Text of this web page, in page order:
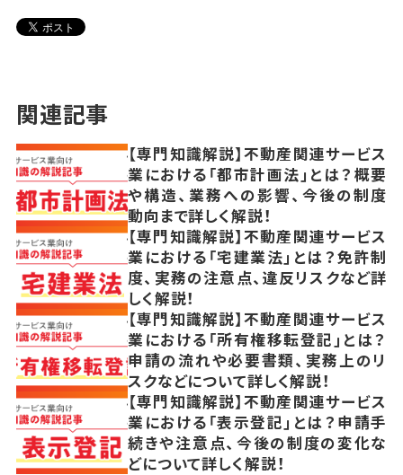
関連記事
【専門知識解説】不動産関連サービス
業における「都市計画法」とは？概要
や構造、業務への影響、今後の制度
動向まで詳しく解説！
【専門知識解説】不動産関連サービス
業における「宅建業法」とは？免許制
度、実務の注意点、違反リスクなど詳
しく解説！
【専門知識解説】不動産関連サービス
業における「所有権移転登記」とは？
申請の流れや必要書類、実務上のリ
スクなどについて詳しく解説！
【専門知識解説】不動産関連サービス
業における「表示登記」とは？申請手
続きや注意点、今後の制度の変化な
どについて詳しく解説！